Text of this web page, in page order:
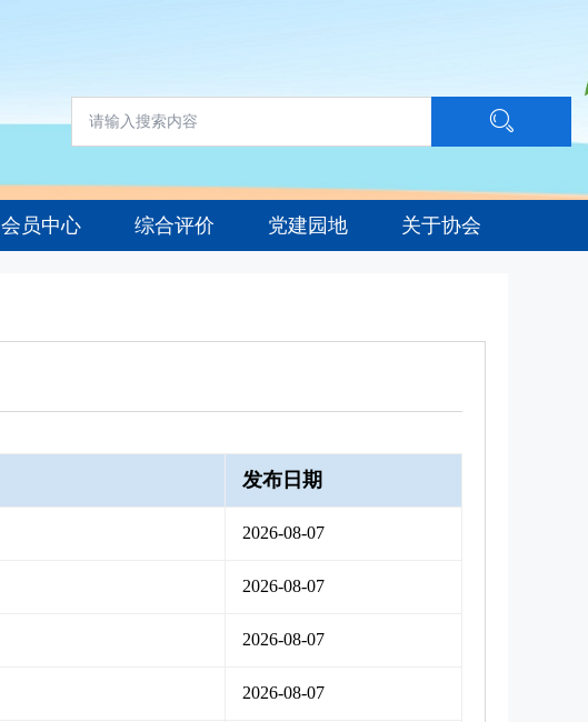
会员中心 综合评价 党建园地 关于协会
发布日期
2026-08-07
2026-08-07
2026-08-07
2026-08-07